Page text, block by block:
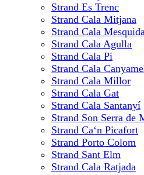
Strand Es Trenc
Strand Cala Mitjana
Strand Cala
Strand Cala Agulla
Strand Cala Pi
Strand Cala
Strand Cala Millor
Strand Cala Gat
Strand Cala Santanyí
Strand Son Serra de
Strand Ca‘n Picafort
Strand Porto Colom
Strand Sant Elm
Strand Cala Ratjada